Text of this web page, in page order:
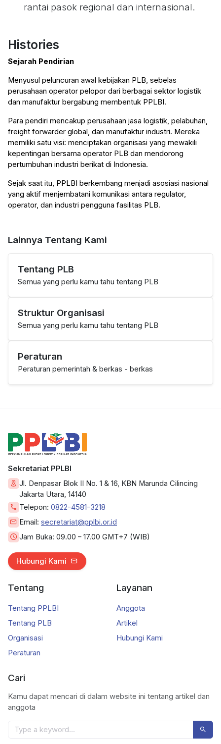
rantai pasok regional dan internasional.
Histories
Sejarah Pendirian
Menyusul peluncuran awal kebijakan PLB, sebelas
perusahaan operator pelopor dari berbagai sektor logistik
dan manufaktur bergabung membentuk PPLBI.
Para pendiri mencakup perusahaan jasa logistik, pelabuhan,
freight forwarder global, dan manufaktur industri. Mereka
memiliki satu visi: menciptakan organisasi yang mewakili
kepentingan bersama operator PLB dan mendorong
pertumbuhan industri berikat di Indonesia.
Sejak saat itu, PPLBI berkembang menjadi asosiasi nasional
yang aktif menjembatani komunikasi antara regulator,
operator, dan industri pengguna fasilitas PLB.
Lainnya Tentang Kami
Tentang PLB
Semua yang perlu kamu tahu tentang PLB
Struktur Organisasi
Semua yang perlu kamu tahu tentang PLB
Peraturan
Peraturan pemerintah & berkas - berkas
Sekretariat PPLBI
Jl. Denpasar Blok II No. 1 & 16, KBN Marunda Cilincing
Jakarta Utara, 14140
Telepon: 0822-4581-3218
Email: secretariat@pplbi.or.id
Jam Buka: 09.00 – 17.00 GMT+7 (WIB)
Hubungi Kami
Tentang
Tentang PPLBI
Tentang PLB
Organisasi
Peraturan
Layanan
Anggota
Artikel
Hubungi Kami
Cari
Kamu dapat mencari di dalam website ini tentang artikel dan
anggota